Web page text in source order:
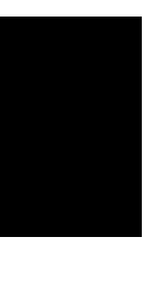
tecnología y la